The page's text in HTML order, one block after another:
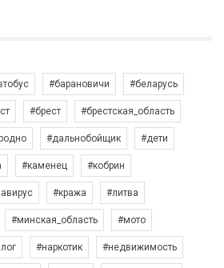
#барановичи #беларусь
#брест #брестская_область
#дальнобойщик #дети
#каменец #кобрин
#кража #литва
#минская_область #мото
#наркотик #недвижимость